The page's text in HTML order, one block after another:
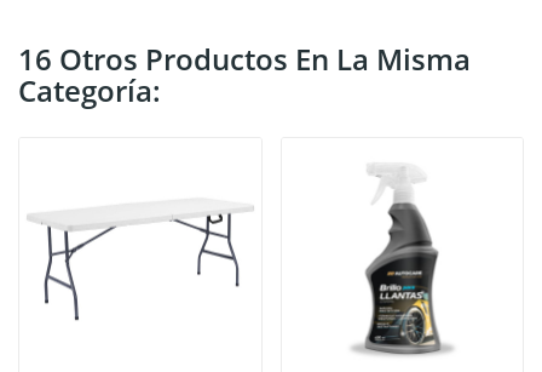
16 Otros Productos En La Misma
Categoría: